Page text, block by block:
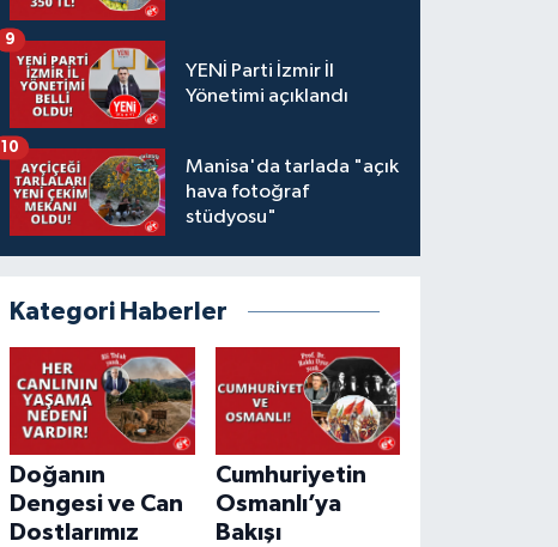
YENİ Parti İzmir İl
Yönetimi açıklandı
9
Manisa'da tarlada "açık
hava fotoğraf
stüdyosu"
10
Kategori Haberler
Doğanın
Dengesi ve Can
Dostlarımız
Cumhuriyetin
Osmanlı’ya
Bakışı